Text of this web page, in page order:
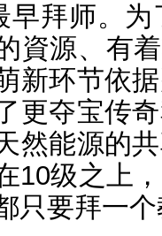
早拜师。
資源、有
新环节依
更夺宝传
然能源的
10级之上
只要拜一